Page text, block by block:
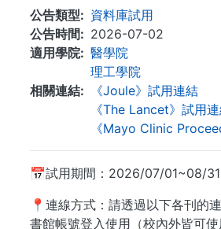
公告類型
資料庫試用
公告時間
2026-07-02
適用學院
醫學院
理工學院
相關連結
《Joule》試用連結
《The Lancet》試用
《Mayo Clinic
📅試用期間：2026/07/01~08/31
📍連線方式：請透過以下各刊的
書館帳號登入使用（校內外皆可使